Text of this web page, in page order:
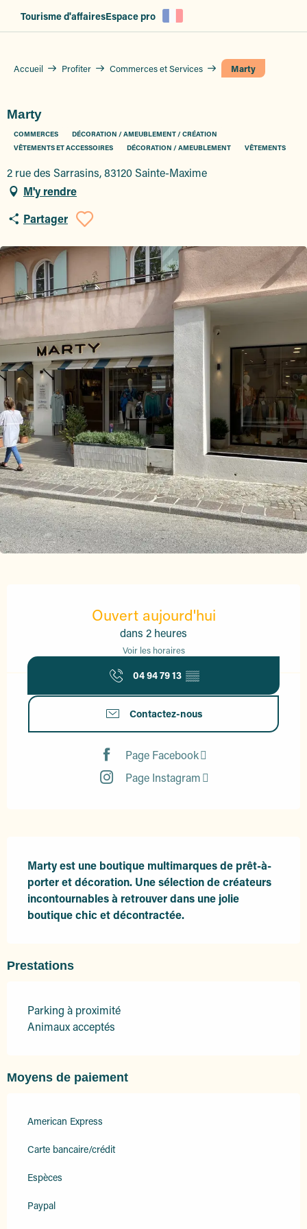
Tourisme d'affairesEspace pro
Accueil Profiter Commerces et Services Marty
Marty
COMMERCES
DÉCORATION / AMEUBLEMENT / CRÉATION
VÊTEMENTS ET ACCESSOIRES
DÉCORATION / AMEUBLEMENT VÊTEMENTS
2 rue des Sarrasins, 83120 Sainte-Maxime
M'y rendre
Partager
Ajouter aux favoris
Ouvert aujourd'hui
dans 2 heures
Voir les horaires
04 94 79 13 ▒▒
Contactez-nous
Page Facebook
Page Instagram
Marty est une boutique multimarques de prêt-à-
porter et décoration. Une sélection de créateurs
incontournables à retrouver dans une jolie
boutique chic et décontractée.
Prestations
Parking à proximité
Animaux acceptés
Moyens de paiement
American Express
Carte bancaire/crédit
Espèces
Paypal